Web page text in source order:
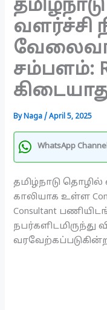
வளர்ச்சி
சம்பளம்:
ByNaga/April 5, 2025
WhatsApp
தமிழ்நாடு தொழில்
காலியாக உள்ள
Consultant